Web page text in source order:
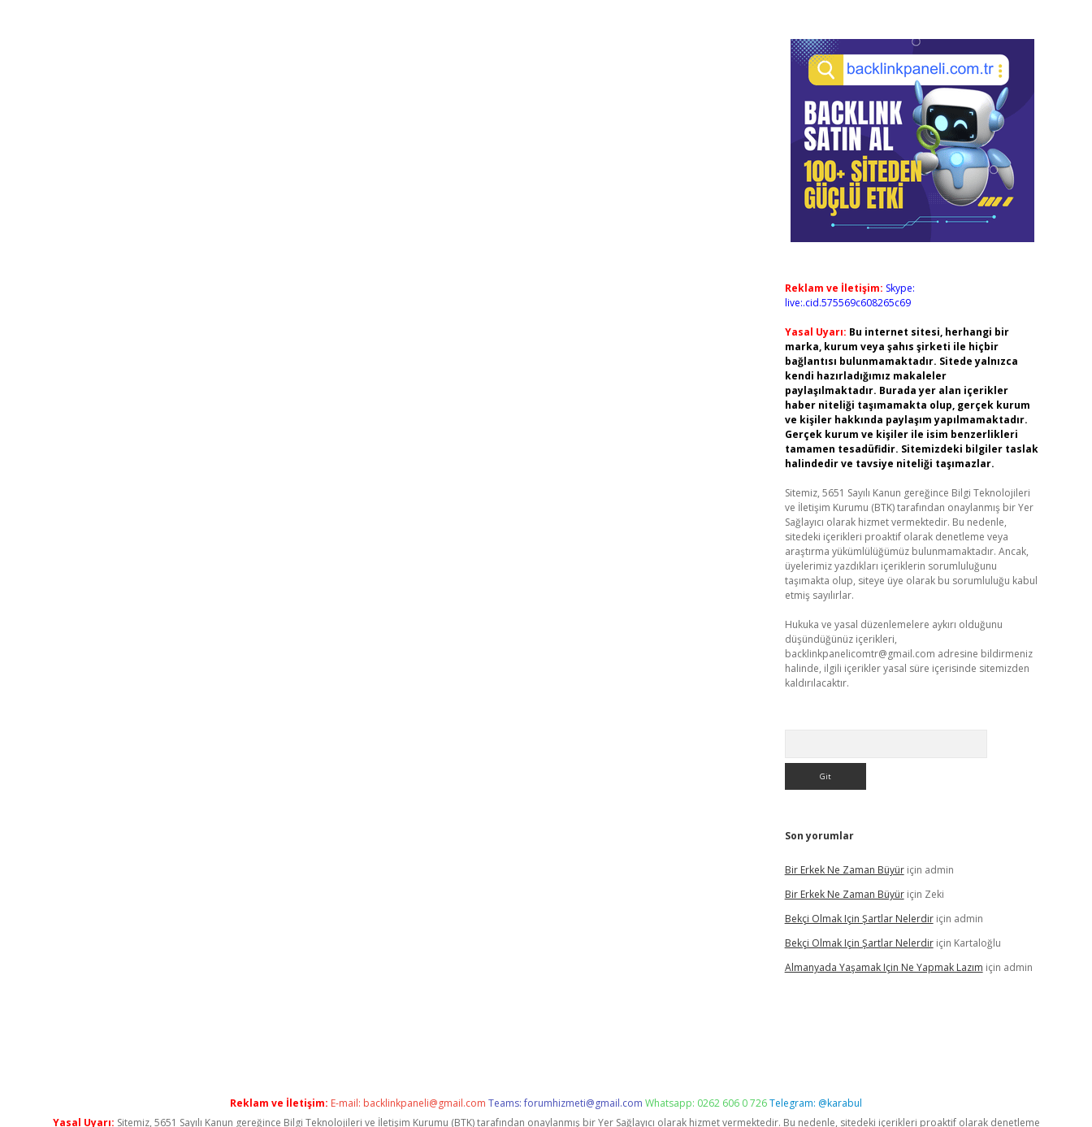
Reklam ve İletişim: Skype:
live:.cid.575569c608265c69
Yasal Uyarı: Bu internet sitesi, herhangi bir
marka, kurum veya şahıs şirketi ile hiçbir
bağlantısı bulunmamaktadır. Sitede yalnızca
kendi hazırladığımız makaleler
paylaşılmaktadır. Burada yer alan içerikler
haber niteliği taşımamakta olup, gerçek kurum
ve kişiler hakkında paylaşım yapılmamaktadır.
Gerçek kurum ve kişiler ile isim benzerlikleri
tamamen tesadüfidir. Sitemizdeki bilgiler taslak
halindedir ve tavsiye niteliği taşımazlar.
Sitemiz, 5651 Sayılı Kanun gereğince Bilgi Teknolojileri
ve İletişim Kurumu (BTK) tarafından onaylanmış bir Yer
Sağlayıcı olarak hizmet vermektedir. Bu nedenle,
sitedeki içerikleri proaktif olarak denetleme veya
araştırma yükümlülüğümüz bulunmamaktadır. Ancak,
üyelerimiz yazdıkları içeriklerin sorumluluğunu
taşımakta olup, siteye üye olarak bu sorumluluğu kabul
etmiş sayılırlar.
Hukuka ve yasal düzenlemelere aykırı olduğunu
düşündüğünüz içerikleri,
backlinkpanelicomtr@gmail.com adresine bildirmeniz
halinde, ilgili içerikler yasal süre içerisinde sitemizden
kaldırılacaktır.
Son yorumlar
Bir Erkek Ne Zaman Büyüriçin admin
Bir Erkek Ne Zaman Büyüriçin Zeki
Bekçi Olmak Için Şartlar Nelerdiriçin admin
Bekçi Olmak Için Şartlar Nelerdiriçin Kartaloğlu
Almanyada Yaşamak Için Ne Yapmak Lazım için admin
Reklam ve İletişim: E-mail: backlinkpaneli@gmail.com Teams:forumhizmeti@gmail.com Whatsapp: 0262 606 0 726Telegram: @karabul
Yasal Uyarı: Sitemiz, 5651 Sayılı Kanun gereğince Bilgi Teknolojileri ve İletişim Kurumu (BTK) tarafından onaylanmış bir Yer Sağlayıcı olarak hizmet vermektedir. Bu nedenle, sitedeki içerikleri proaktif olarak denetleme